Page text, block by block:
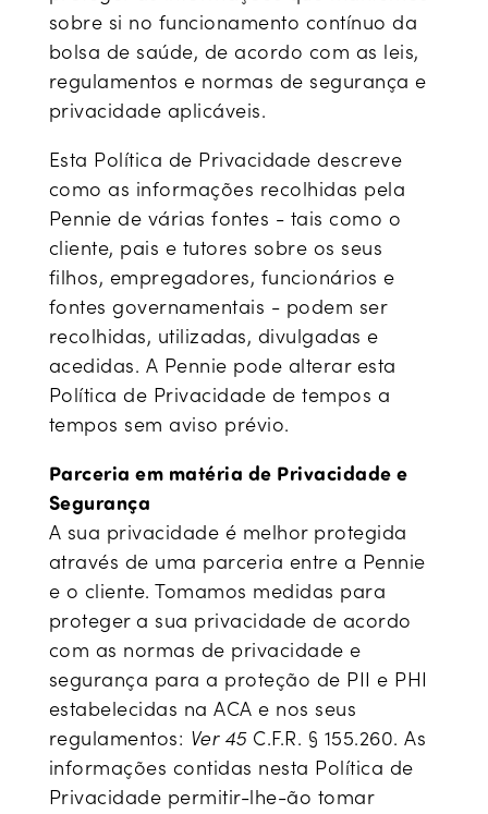
sobre si no funcionamento contínuo da
bolsa de saúde, de acordo com as leis,
regulamentos e normas de segurança e
privacidade aplicáveis.
Esta Política de Privacidade descreve
como as informações recolhidas pela
Pennie de várias fontes - tais como o
cliente, pais e tutores sobre os seus
filhos, empregadores, funcionários e
fontes governamentais - podem ser
recolhidas, utilizadas, divulgadas e
acedidas. A Pennie pode alterar esta
Política de Privacidade de tempos a
tempos sem aviso prévio.
Parceria em matéria de Privacidade e
Segurança
A sua privacidade é melhor protegida
através de uma parceria entre a Pennie
e o cliente. Tomamos medidas para
proteger a sua privacidade de acordo
com as normas de privacidade e
segurança para a proteção de PII e PHI
estabelecidas na ACA e nos seus
regulamentos: Ver 45 C.F.R. § 155.260. As
informações contidas nesta Política de
Privacidade permitir-lhe-ão tomar